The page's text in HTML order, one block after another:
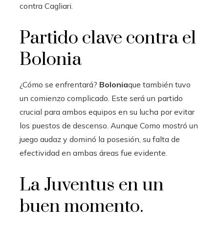
contra Cagliari.
Partido clave contra el
Bolonia
¿Cómo se enfrentará? Boloniaque también tuvo
un comienzo complicado. Este será un partido
crucial para ambos equipos en su lucha por evitar
los puestos de descenso. Aunque Como mostró un
juego audaz y dominó la posesión, su falta de
efectividad en ambas áreas fue evidente.
La Juventus en un
buen momento.